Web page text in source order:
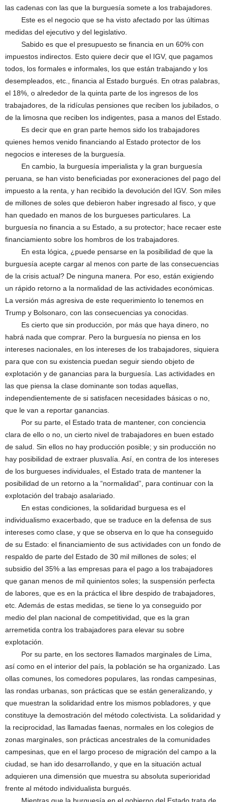
las cadenas con las que la burguesía somete a los trabajadores.
Este es el negocio que se ha visto afectado por las últimas
medidas del ejecutivo y del legislativo.
Sabido es que el presupuesto se financia en un 60% con
impuestos indirectos. Esto quiere decir que el IGV, que pagamos
todos, los formales e informales, los que están trabajando y los
desempleados, etc., financia al Estado burgués. En otras palabras,
el 18%, o alrededor de la quinta parte de los ingresos de los
trabajadores, de la ridículas pensiones que reciben los jubilados, o
de la limosna que reciben los indigentes, pasa a manos del Estado.
Es decir que en gran parte hemos sido los trabajadores
quienes hemos venido financiando al Estado protector de los
negocios e intereses de la burguesía.
En cambio, la burguesía imperialista y la gran burguesía
peruana, se han visto beneficiadas por exoneraciones del pago del
impuesto a la renta, y han recibido la devolución del IGV. Son miles
de millones de soles que debieron haber ingresado al fisco, y que
han quedado en manos de los burgueses particulares. La
burguesía no financia a su Estado, a su protector; hace recaer este
financiamiento sobre los hombros de los trabajadores.
En esta lógica, ¿puede pensarse en la posibilidad de que la
burguesía acepte cargar al menos con parte de las consecuencias
de la crisis actual? De ninguna manera. Por eso, están exigiendo
un rápido retorno a la normalidad de las actividades económicas.
La versión más agresiva de este requerimiento lo tenemos en
Trump y Bolsonaro, con las consecuencias ya conocidas.
Es cierto que sin producción, por más que haya dinero, no
habrá nada que comprar. Pero la burguesía no piensa en los
intereses nacionales, en los intereses de los trabajadores, siquiera
para que con su existencia puedan seguir siendo objeto de
explotación y de ganancias para la burguesía. Las actividades en
las que piensa la clase dominante son todas aquellas,
independientemente de si satisfacen necesidades básicas o no,
que le van a reportar ganancias.
Por su parte, el Estado trata de mantener, con conciencia
clara de ello o no, un cierto nivel de trabajadores en buen estado
de salud. Sin ellos no hay producción posible; y sin producción no
hay posibilidad de extraer plusvalía. Así, en contra de los intereses
de los burgueses individuales, el Estado trata de mantener la
posibilidad de un retorno a la “normalidad”, para continuar con la
explotación del trabajo asalariado.
En estas condiciones, la solidaridad burguesa es el
individualismo exacerbado, que se traduce en la defensa de sus
intereses como clase, y que se observa en lo que ha conseguido
de su Estado: el financiamiento de sus actividades con un fondo de
respaldo de parte del Estado de 30 mil millones de soles; el
subsidio del 35% a las empresas para el pago a los trabajadores
que ganan menos de mil quinientos soles; la suspensión perfecta
de labores, que es en la práctica el libre despido de trabajadores,
etc. Además de estas medidas, se tiene lo ya conseguido por
medio del plan nacional de competitividad, que es la gran
arremetida contra los trabajadores para elevar su sobre
explotación.
Por su parte, en los sectores llamados marginales de Lima,
así como en el interior del país, la población se ha organizado. Las
ollas comunes, los comedores populares, las rondas campesinas,
las rondas urbanas, son prácticas que se están generalizando, y
que muestran la solidaridad entre los mismos pobladores, y que
constituye la demostración del método colectivista. La solidaridad y
la reciprocidad, las llamadas faenas, normales en los colegios de
zonas marginales, son prácticas ancestrales de la comunidades
campesinas, que en el largo proceso de migración del campo a la
ciudad, se han ido desarrollando, y que en la situación actual
adquieren una dimensión que muestra su absoluta superioridad
frente al método individualista burgués.